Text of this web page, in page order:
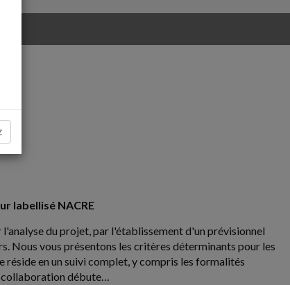
labellisé NACRE
du projet, par l'établissement d'un prévisionnel
Nous vous présentons les critères déterminants pour les
en un suivi complet, y compris les formalités
collaboration débute…